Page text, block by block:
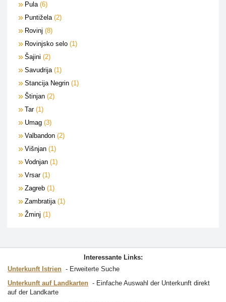
Pula 6
Puntižela 2
Rovinj 8
Rovinjsko selo 1
Šajini 2
Savudrija 1
Stancija Negrin 1
Štinjan 2
Tar 1
Umag 3
Valbandon 2
Višnjan 1
Vodnjan 1
Vrsar 1
Zagreb 1
Zambratija 1
Žminj
1
Interessante Links:
Unterkunft Istrien
Erweiterte Suche
Unterkunft auf Landkarten
Einfache Auswahl der Unterkunft direkt
auf der Landkarte